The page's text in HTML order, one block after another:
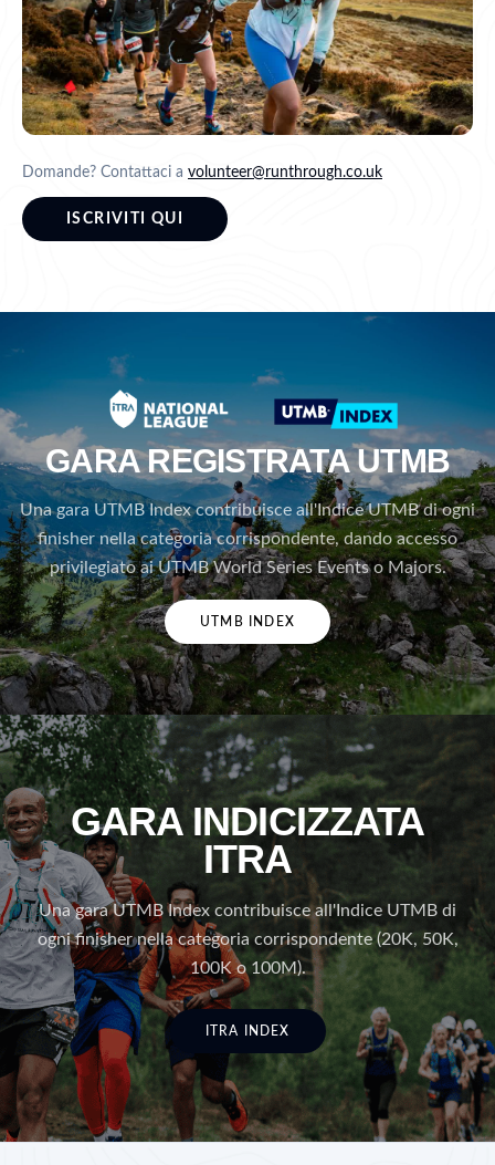
Domande? Contattaci a volunteer@runthrough.co.uk
ISCRIVITI QUI
GARA REGISTRATA UTMB
Una gara UTMB Index contribuisce all'Indice UTMB di ogni
finisher nella categoria corrispondente, dando accesso
privilegiato ai UTMB World Series Events o Majors.
UTMB INDEX
GARA INDICIZZATA
ITRA
Una gara UTMB Index contribuisce all'Indice UTMB di
ogni finisher nella categoria corrispondente (20K, 50K,
100K o 100M).
ITRA INDEX